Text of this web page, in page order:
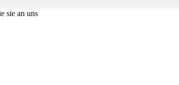
sie an uns